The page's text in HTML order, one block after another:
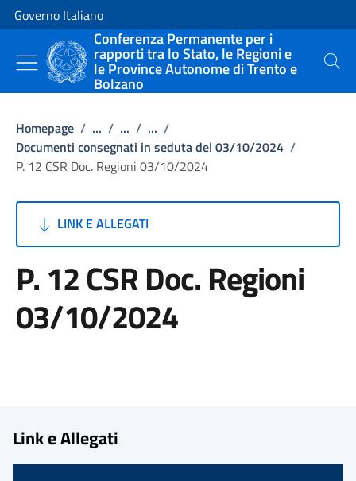
Vai al contenuto
Vai alla navigazione del sito
Governo Italiano
Conferenza Permanente per i
rapporti tra lo Stato, le Regioni e
le Province Autonome di Trento e
Bolzano
Cerca
Homepage / ... / ... / ... /
Documenti consegnati in seduta del 03/10/2024 /
P. 12 CSR Doc. Regioni 03/10/2024
LINK E ALLEGATI
P. 12 CSR Doc. Regioni
03/10/2024
Link e Allegati